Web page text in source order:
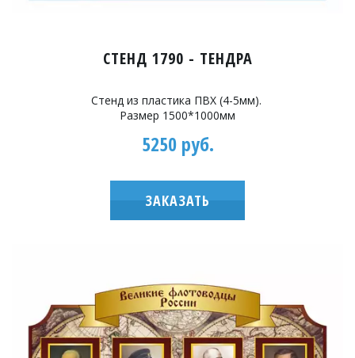
СТЕНД 1790 - ТЕНДРА
Стенд из пластика ПВХ (4-5мм).
Размер 1500*1000мм
5250 руб.
ЗАКАЗАТЬ